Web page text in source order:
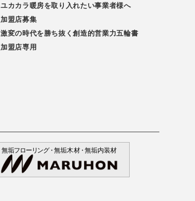
ユカカラ暖房を取り入れたい事業者様へ
加盟店募集
激変の時代を勝ち抜く創造的営業力五輪書
加盟店専用